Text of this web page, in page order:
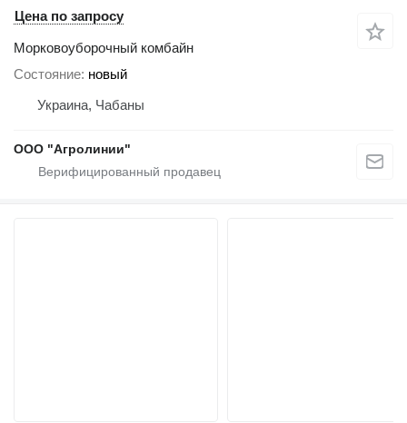
Цена по запросу
Морковоуборочный комбайн
Состояние новый
Украина, Чабаны
ООО "Агролинии"